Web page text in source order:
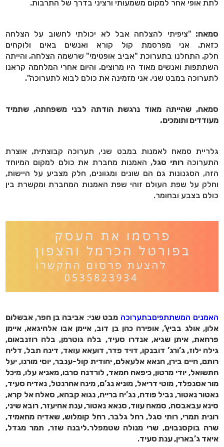
לתת אופי אחר למקום משמעותי ורציני בדרך של התרבות.
סמאח: "ציפיתי להצלחה אבל לא יכולתי לחשוב על הצלחה
כזאת. אני מפרסמת קול קורא ואנשים באים ולוקחים
חלק. התחלנו בתערוכת "אביב אופטימי" שרשמה הצלחה, והייתה
השתתפות ואנשים מאוד היו מרוצים, והיום אחרי המלחמה קראנו
לתערוכה במבט שני. אני מזמינה את כולם לבוא לתערוכה".
סמאח, שהייתה מאוד נרגשת הודתה לבני משפחתה, שתמיד
מעודדים ותומכים.
גלריית סמאח לאמנות במבט שני, תערוכה קבוצתית, אוצרת
התערוכהרותי סגל,האמנות מחברת את כולם למקום המיוחד
הזה, הסגנונות גם הם שונים ומגוונים, חלק מצביע על היישות,
וחלק על שפת העולם זוהי שפת האמנות המחברת ומקשרת בין
כולם בצבע ובחומר.
האמנים המשתתפיםבתערוכה מבט שני:אביבה בן חפר, אבשלום
אלון, אולג בביץ’, אופירה כהן בן דוב, איימן אבו אלהיגאא, איימן
פרחאת, איתן שגיא, אנדרו סעיד, בלה גוטרמן, בלה רוזנבאום,
גילה ילוז, ג’ורג’ דובנקו, דויד פדר, דועאא עואד, דינה תבל, דליה
רותם, חיים בירן, הנאא אלעאלם, יהודית קול-ענבר, יוסי מורנו, יעל
התשואל, יודי מרטון, כיפאח חמאד, לורדנה סרבו, מאניא עלו, מיכל
מור אסנפלד, מוטי דריאל, מוניא נג’ם, מינה אהרנטל, נאדיה סעיד,
נאטור נאטור, נביל פודה, נג’יה ברייה, נגוא קבהא, סאלח אל קרא,
סינא עבאבסה, סמאח עווד, סנאא נאטור, ענת אחיעזר, רובא שיני,
רונית תמרי, רותי סגל, רחל גלבר, רחל קומלוש, שאדיה מחאמיד,
שרה בוקסנבוים, שרי מנולה שטמפלר.ליבנה שזר, תמר מגדל,
איאד ג’בארין, ענת סעיד.